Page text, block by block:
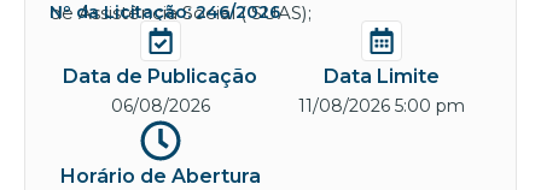
de Assistência Social ( SUAS);
Nº da Licitação: 246/2026
Data de Publicação
06/08/2026
Data Limite
11/08/2026 5:00 pm
Horário de Abertura